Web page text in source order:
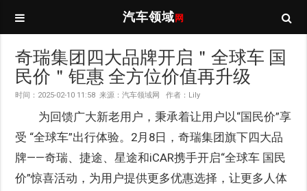
汽车领域 网
奇瑞集团四大品牌开启＂全球车 国
民价＂钜惠 全方位价值再升级
时间：2025-02-10 11:58 来源：汽车领域网 作者：Lily
为回馈广大新老用户，秉承着让用户以“国民价”享
受 “全球车”出行体验。2月8日，奇瑞集团旗下四大品
牌——奇瑞、捷途、星途和iCAR携手开启“全球车 国民
价”惊喜活动，为用户提供更多优惠选择，让更多人体